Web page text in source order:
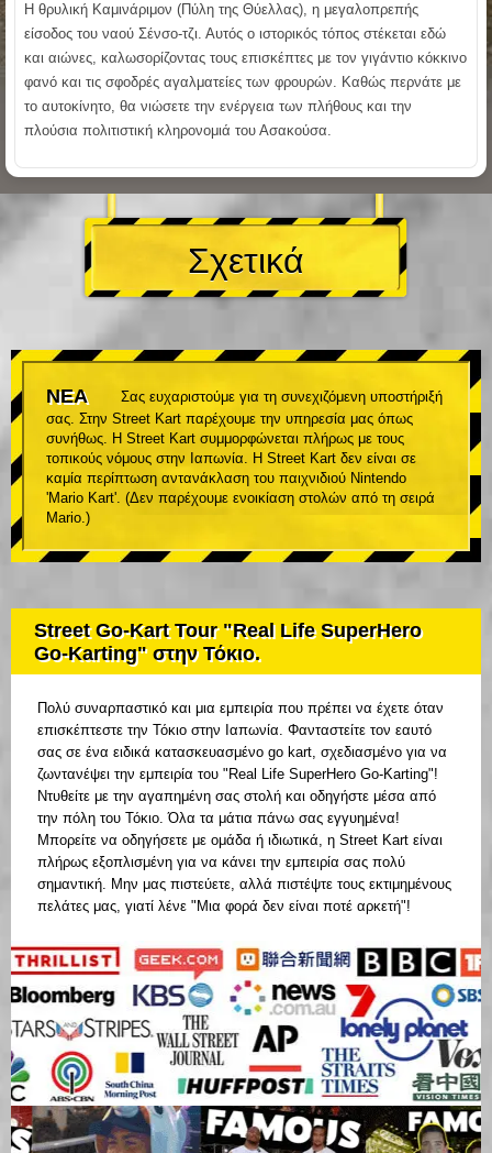
Η θρυλική Καμινάριμον (Πύλη της Θύελλας), η μεγαλοπρεπής
είσοδος του ναού Σένσο-τζι. Αυτός ο ιστορικός τόπος στέκεται εδώ
και αιώνες, καλωσορίζοντας τους επισκέπτες με τον γιγάντιο κόκκινο
φανό και τις σφοδρές αγαλματείες των φρουρών. Καθώς περνάτε με
το αυτοκίνητο, θα νιώσετε την ενέργεια των πλήθους και την
πλούσια πολιτιστική κληρονομιά του Ασακούσα.
Σχετικά
ΝΕΑ
Σας ευχαριστούμε για τη συνεχιζόμενη υποστήριξή
σας. Στην Street Kart παρέχουμε την υπηρεσία μας όπως
συνήθως. Η Street Kart συμμορφώνεται πλήρως με τους
τοπικούς νόμους στην Ιαπωνία. Η Street Kart δεν είναι σε
καμία περίπτωση αντανάκλαση του παιχνιδιού Nintendo
'Mario Kart'. (Δεν παρέχουμε ενοικίαση στολών από τη σειρά
Mario.)
Street Go-Kart Tour "Real Life SuperHero
Go-Karting" στην Τόκιο.
Πολύ συναρπαστικό και μια εμπειρία που πρέπει να έχετε όταν
επισκέπτεστε την Τόκιο στην Ιαπωνία. Φανταστείτε τον εαυτό
σας σε ένα ειδικά κατασκευασμένο go kart, σχεδιασμένο για να
ζωντανέψει την εμπειρία του "Real Life SuperHero Go-Karting"!
Ντυθείτε με την αγαπημένη σας στολή και οδηγήστε μέσα από
την πόλη του Τόκιο. Όλα τα μάτια πάνω σας εγγυημένα!
Μπορείτε να οδηγήσετε με ομάδα ή ιδιωτικά, η Street Kart είναι
πλήρως εξοπλισμένη για να κάνει την εμπειρία σας πολύ
σημαντική. Μην μας πιστεύετε, αλλά πιστέψτε τους εκτιμημένους
πελάτες μας, γιατί λένε "Μια φορά δεν είναι ποτέ αρκετή"!